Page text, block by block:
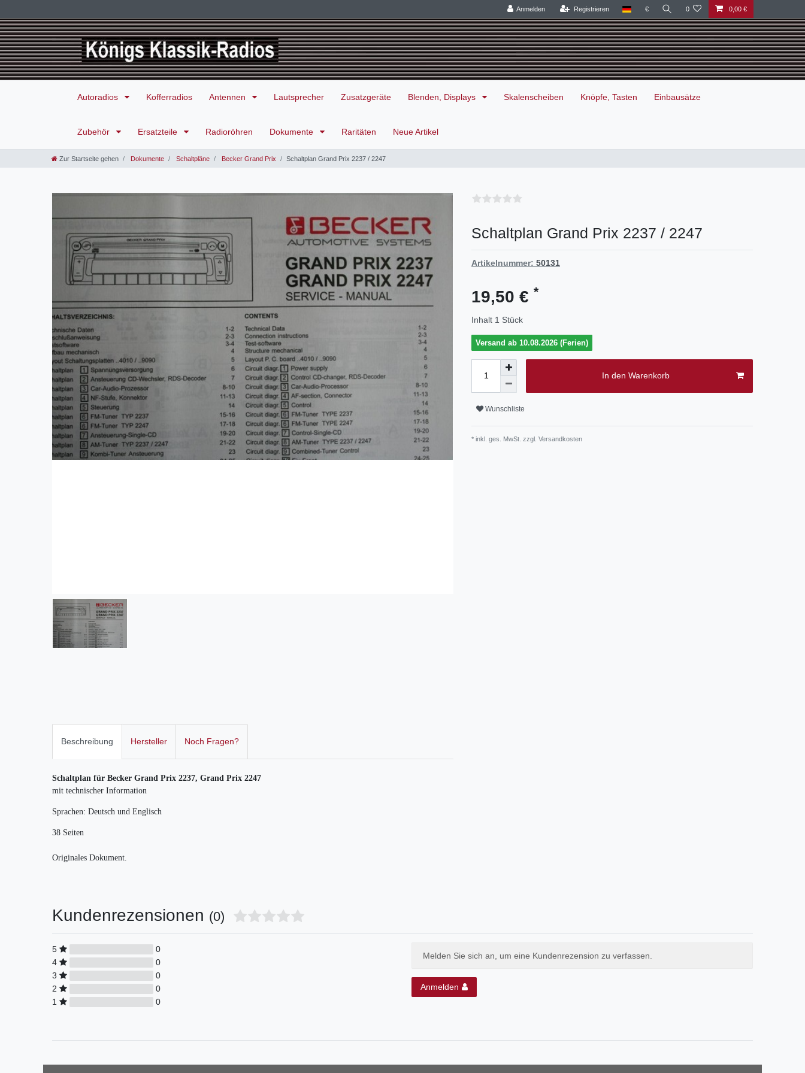
Anmelden Registrieren € 0 0,00 €
Autoradios Kofferradios Antennen Lautsprecher Zusatzgeräte Blenden, Displays Skalenscheiben Knöpfe, Tasten Einbausätze
Zubehör Ersatzteile Radioröhren Dokumente Raritäten Neue Artikel
Zur Startseite gehen Dokumente Schaltpläne Becker Grand Prix Schaltplan Grand Prix 2237 / 2247
Schaltplan Grand Prix 2237 / 2247
Artikelnummer: 50131
19,50 € *
Inhalt 1 Stück
Versand ab 10.08.2026 (Ferien)
In den Warenkorb
Wunschliste
* inkl. ges. MwSt. zzgl. Versandkosten
Beschreibung Hersteller Noch Fragen?
Schaltplan für Becker Grand Prix 2237, Grand Prix 2247
mit technischer Information
Sprachen: Deutsch und Englisch
38 Seiten
Originales Dokument.
Kundenrezensionen (0)
5
0
4
0
3
0
2
0
1
0
Melden Sie sich an, um eine Kundenrezension zu verfassen.
Anmelden